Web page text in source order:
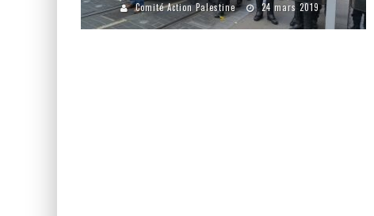
Comité Action Palestine 24 mars 2019